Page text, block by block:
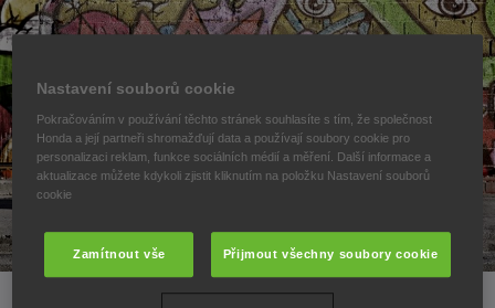
Nastavení souborů cookie
Pokračováním v používání těchto stránek souhlasíte s tím, že společnost
Honda a její partneři shromažďují data a používají soubory cookie pro
personalizaci reklam, funkce sociálních médií a měření. Další informace a
aktualizace můžete kdykoli zjistit kliknutím na položku Nastavení souborů
cookie
Zamítnout vše Přijmout všechny soubory cookie